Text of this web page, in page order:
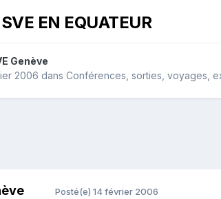
EN EQUATEUR
Genève
2006 dans Conférences, sorties, voyages,
Posté(e) 14 février 2006